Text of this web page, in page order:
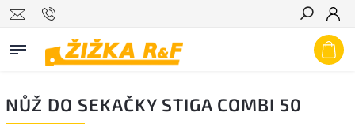
Hledat
NŮŽ DO SEKAČKY STIGA COMBI 50